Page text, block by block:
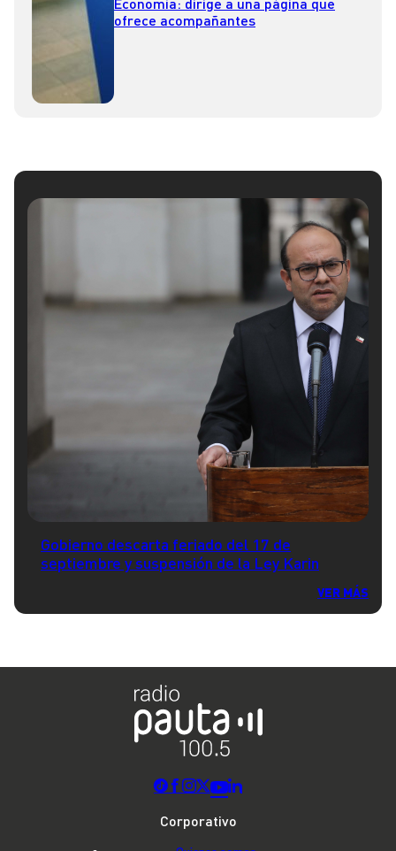
ofrece acompañantes
Gobierno descarta feriado del 17 de
septiembre y suspensión de la Ley Karin
VER MÁS
Corporativo